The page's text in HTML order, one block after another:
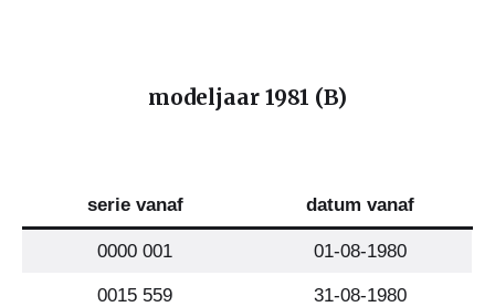
modeljaar 1981 (B)
serie vanaf datum vanaf
0000 001 01-08-1980
0015 559 31-08-1980